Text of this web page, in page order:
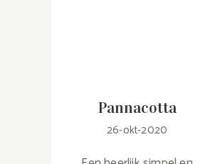
Pannacotta
26-okt-2020